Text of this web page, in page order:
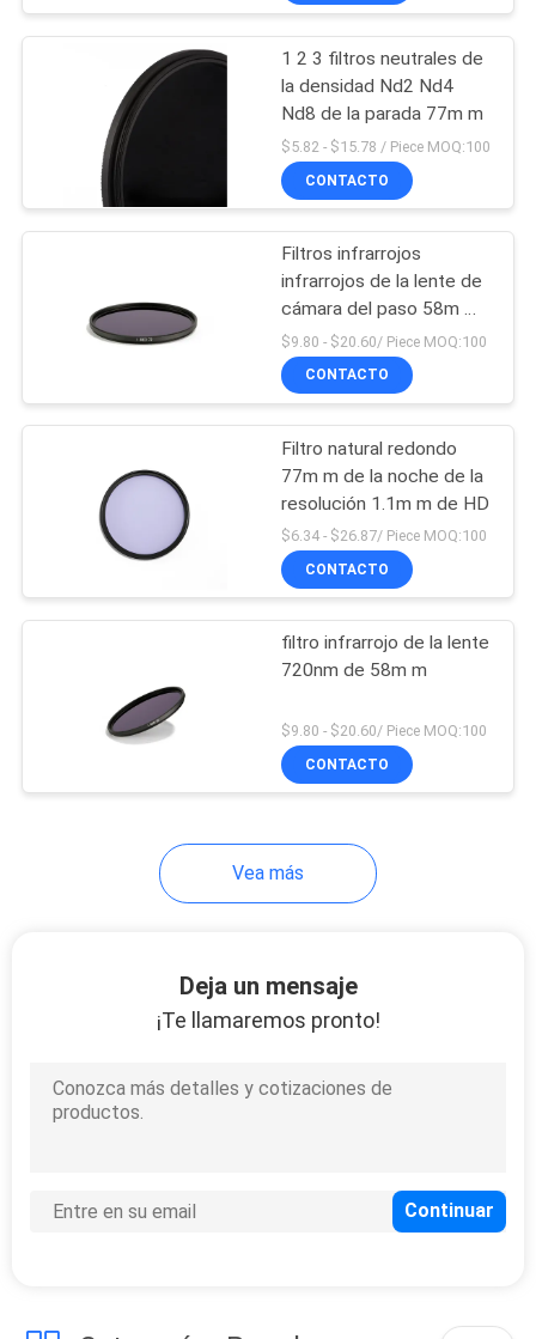
1 2 3 filtros neutrales de
la densidad Nd2 Nd4
Nd8 de la parada 77m m
$5.82 - $15.78 / Piece MOQ:100
CONTACTO
Filtros infrarrojos
infrarrojos de la lente de
cámara del paso 58m m
del IR
$9.80 - $20.60/ Piece MOQ:100
CONTACTO
Filtro natural redondo
77m m de la noche de la
resolución 1.1m m de HD
$6.34 - $26.87/ Piece MOQ:100
CONTACTO
filtro infrarrojo de la lente
720nm de 58m m
$9.80 - $20.60/ Piece MOQ:100
CONTACTO
Vea más
Deja un mensaje
¡Te llamaremos pronto!